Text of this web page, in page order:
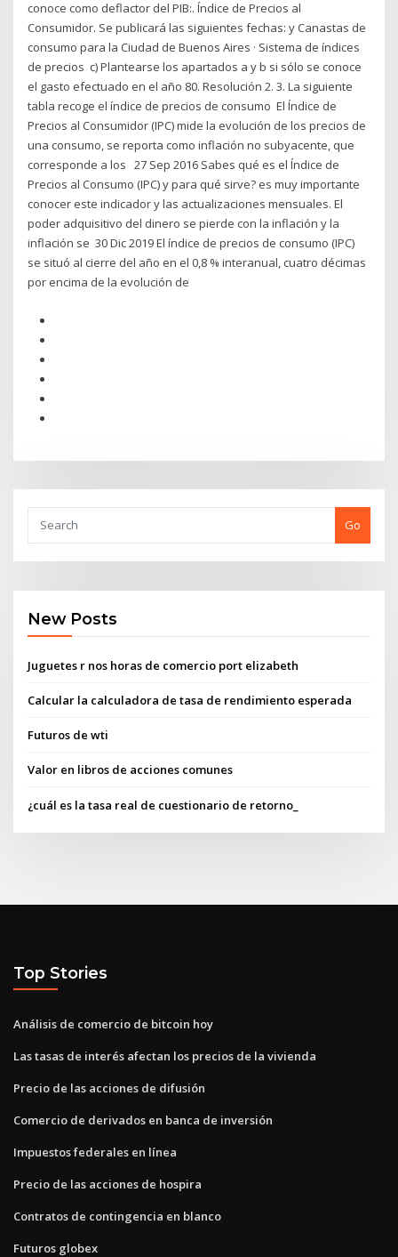
conoce como deflactor del PIB:. Índice de Precios al
Consumidor. Se publicará las siguientes fechas: y Canastas de
consumo para la Ciudad de Buenos Aires · Sistema de índices
de precios c) Plantearse los apartados a y b si sólo se conoce
el gasto efectuado en el año 80. Resolución 2. 3. La siguiente
tabla recoge el índice de precios de consumo El Índice de
Precios al Consumidor (IPC) mide la evolución de los precios de
una consumo, se reporta como inflación no subyacente, que
corresponde a los 27 Sep 2016 Sabes qué es el Índice de
Precios al Consumo (IPC) y para qué sirve? es muy importante
conocer este indicador y las actualizaciones mensuales. El
poder adquisitivo del dinero se pierde con la inflación y la
inflación se 30 Dic 2019 El índice de precios de consumo (IPC)
se situó al cierre del año en el 0,8 % interanual, cuatro décimas
por encima de la evolución de
Go
New Posts
Juguetes r nos horas de comercio port elizabeth
Calcular la calculadora de tasa de rendimiento esperada
Futuros de wti
Valor en libros de acciones comunes
¿cuál es la tasa real de cuestionario de retorno_
Top Stories
Análisis de comercio de bitcoin hoy
Las tasas de interés afectan los precios de la vivienda
Precio de las acciones de difusión
Comercio de derivados en banca de inversión
Impuestos federales en línea
Precio de las acciones de hospira
Contratos de contingencia en blanco
Futuros globex